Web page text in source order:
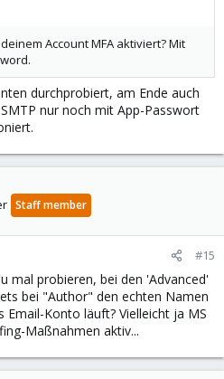
Account MFA aktiviert? Mit
durchprobiert, am Ende auch
nur noch mit App-Passwort
Staff member
#15
mal probieren, bei den 'Advanced'
bei "Author" den echten Namen
Email-Konto läuft? Vielleicht ja MS
Maßnahmen aktiv...